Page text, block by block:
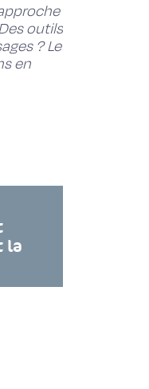
outils
? Le
en
la